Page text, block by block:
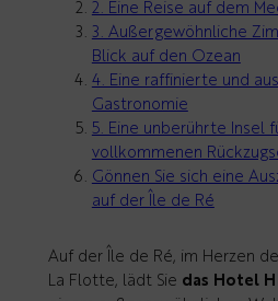
2. Eine Reise auf dem
3. Außergewöhnliche
Blick auf den Ozean
4. Eine raffinierte und
Gastronomie
5. Eine unberührte Insel
vollkommenen
Gönnen Sie sich eine
auf der Île de Ré
Auf der Île de Ré, im Herzen
La Flotte, lädt Sie das Hotel